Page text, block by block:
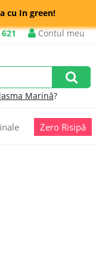
cu In green!
Contul meu
Marină?
Zero Risipă